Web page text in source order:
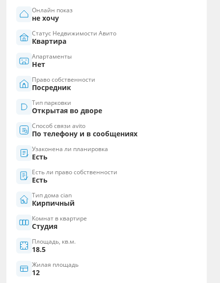
Онлайн показ
не хочу
Статус Недвижимости Авито
Квартира
Апартаменты
Нет
Право собственности
Посредник
Тип парковки
Открытая во дворе
Способ связи avito
По телефону и в сообщениях
Узаконена ли планировка
Есть
Есть ли право собственности
Есть
Тип дома cian
Кирпичный
Комнат в квартире
Студия
Площадь, кв.м.
18.5
Жилая площадь
12